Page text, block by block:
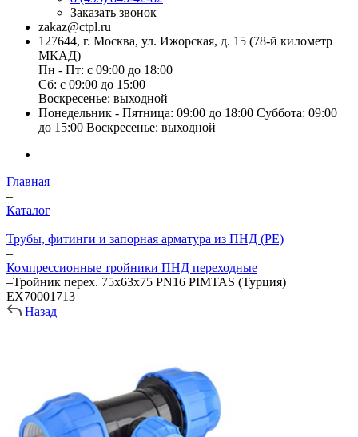
Заказать звонок
zakaz@ctpl.ru
127644, г. Москва, ул. Ижорская, д. 15 (78-й километр
МКАД)
Пн - Пт: с 09:00 до 18:00
Сб: с 09:00 до 15:00
Воскресенье: выходной
Понедельник - Пятница: 09:00 до 18:00 Суббота: 09:00
до 15:00 Воскресенье: выходной
Главная
–
Каталог
–
Трубы, фитинги и запорная арматура из ПНД (PE)
–
Компрессионные тройники ПНД переходные
–Тройник перех. 75х63х75 PN16 PIMTAS (Турция)
EX70001713
Назад